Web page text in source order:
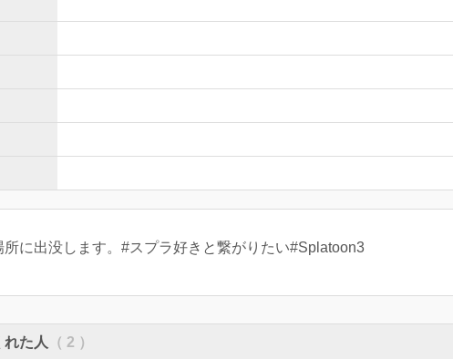
所に出没します。#スプラ好きと繋がりたい#Splatoon3
れた人 （ 2 ）